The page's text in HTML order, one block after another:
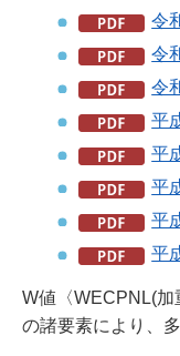
令
令
令
平
平
平
平
平
W値〈WECPNL(加
の諸要素により、